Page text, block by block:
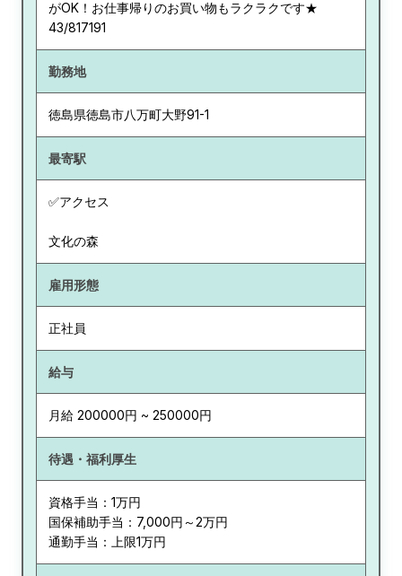
がOK！お仕事帰りのお買い物もラクラクです★
43/817191
勤務地
徳島県徳島市八万町大野91-1
最寄駅
✅アクセス
文化の森
雇用形態
正社員
給与
月給 200000円 ~ 250000円
待遇・福利厚生
資格手当：1万円
国保補助手当：7,000円～2万円
通勤手当：上限1万円